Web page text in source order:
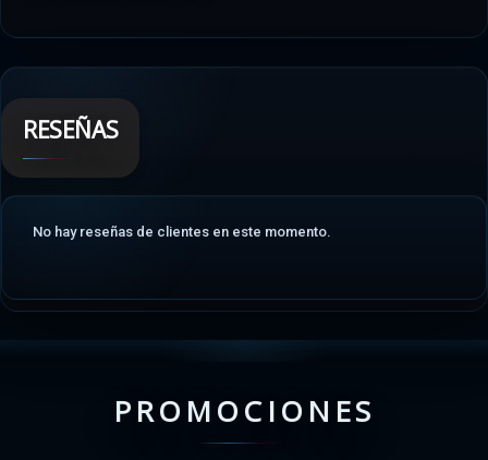
RESEÑAS
No hay reseñas de clientes en este momento.
PROMOCIONES